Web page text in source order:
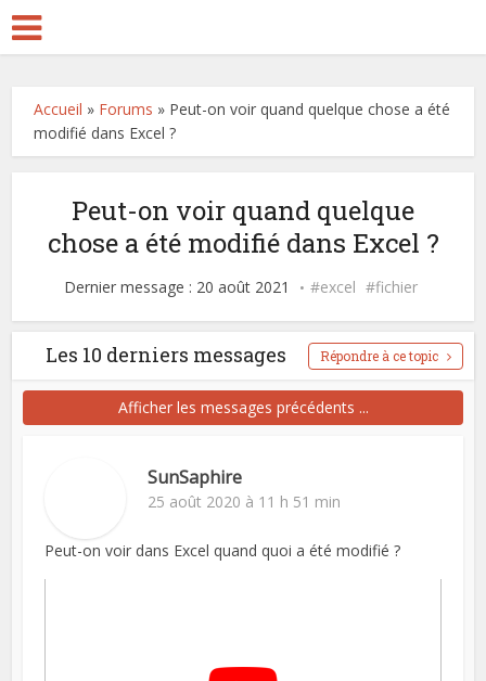
Accueil » Forums » Peut-on voir quand quelque chose a été
modifié dans Excel ?
Peut-on voir quand quelque
chose a été modifié dans Excel ?
Dernier message : 20 août 2021 excel fichier
Les 10 derniers messages Répondre à ce topic
Afficher les messages précédents ...
SunSaphire
25 août 2020 à 11 h 51 min
Peut-on voir dans Excel quand quoi a été modifié ?